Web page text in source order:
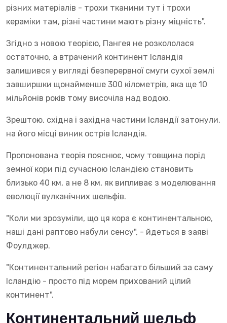
різних матеріалів - трохи тканини тут і трохи
кераміки там, різні частини мають різну міцність".
Згідно з новою теорією, Пангея не розкололася
остаточно, а втрачений континент Ісландія
залишився у вигляді безперервної смуги сухої землі
завширшки щонайменше 300 кілометрів, яка ще 10
мільйонів років тому височіла над водою.
Зрештою, східна і західна частини Ісландії затонули,
на його місці виник острів Ісландія.
Пропонована теорія пояснює, чому товщина порід
земної кори під сучасною Ісландією становить
близько 40 км, а не 8 км, як випливає з моделювання
еволюції вулканічних шельфів.
"Коли ми зрозуміли, що ця кора є континентальною,
наші дані раптово набули сенсу", - йдеться в заяві
Фоулджер.
"Континентальний регіон набагато більший за саму
Ісландію - просто під морем прихований цілий
континент".
Континентальний шельф